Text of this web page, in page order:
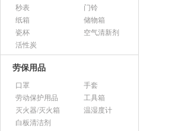
秒表
门铃
纸箱
储物箱
瓷杯
空气清新剂
活性炭
劳保用品
口罩
手套
劳动保护用品
工具箱
灭火器/灭火箱
温湿度计
白板清洁剂